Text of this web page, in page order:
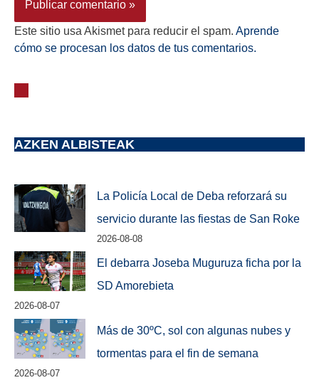
Este sitio usa Akismet para reducir el spam. Aprende
cómo se procesan los datos de tus comentarios.
AZKEN ALBISTEAK
La Policía Local de Deba reforzará su
servicio durante las fiestas de San Roke
2026-08-08
El debarra Joseba Muguruza ficha por la
SD Amorebieta
2026-08-07
Más de 30ºC, sol con algunas nubes y
tormentas para el fin de semana
2026-08-07